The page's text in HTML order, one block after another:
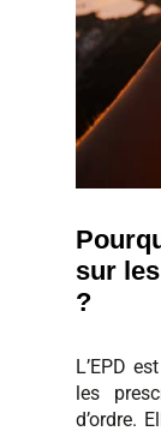
sur
?
L’EPD
les
d’ordre.